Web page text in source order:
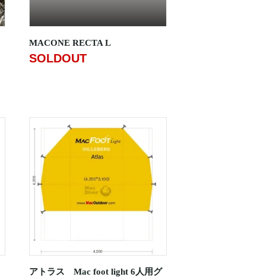
MACONE RECTA L
SOLDOUT
アトラス Mac foot light 6人用グ